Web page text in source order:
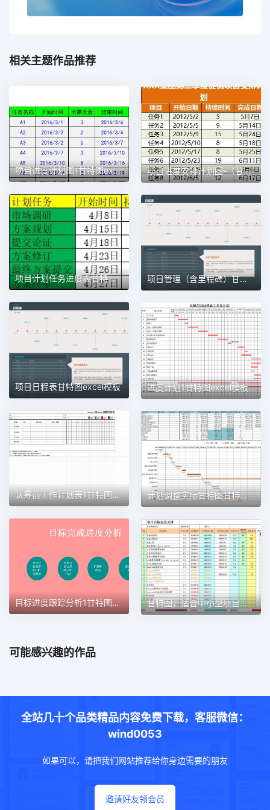
相关主题作品推荐
项目进度计划图1甘特图excel模板 项目进度安排计划图-（甘特图）1甘特图excel模板
项目计划任务进度表甘特图1甘特图excel模板 项目管理（含里程碑）甘特图excel模板
项目日程表甘特图excel模板 进度计划1甘特图excel模板
认筹前工作计划表1甘特图excel模板 计划调整实际甘特图甘特图excel模板
目标进度跟踪分析1甘特图excel模板 甘特图，适合中小型项目管理使用甘特图excel模板
可能感兴趣的作品
全站几十个品类精品内容免费下载，客服微信：
wind0053
如果可以，请把我们网站推荐给你身边需要的朋友
邀请好友领会员